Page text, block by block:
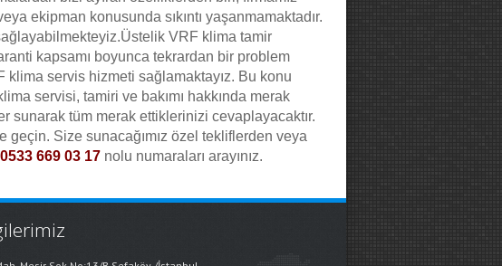
ekipman konusunda sıkıntı yaşanmamaktadır.
VRF klima tamir
kapsamı boyunca tekrardan bir problem
klima servis hizmeti sağlamaktayız. Bu konu
servisi, tamiri ve bakımı hakkında merak
tüm merak ettiklerinizi cevaplayacaktır.
geçin. Size sunacağımız özel tekliflerden veya
669 03 17 nolu numaraları arayınız.